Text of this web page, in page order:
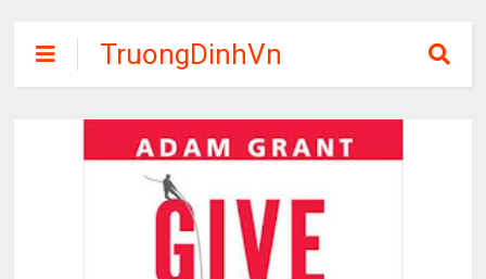
TruongDinhVn
Chia sẽ ebook,
các khóa học,
phần mềm học
tập miễn phí